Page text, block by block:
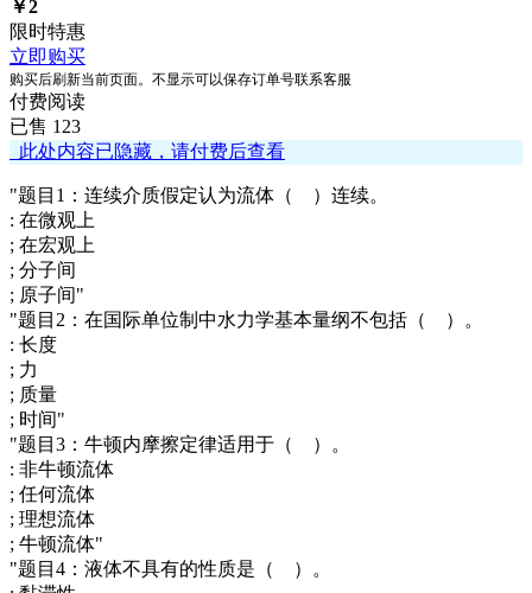
￥2
限时特惠
立即购买
购买后刷新当前页面。不显示可以保存订单号联系客服
付费阅读
已售 123
此处内容已隐藏，请付费后查看
"题目1：连续介质假定认为流体（ ）连续。
: 在微观上
; 在宏观上
; 分子间
; 原子间"
"题目2：在国际单位制中水力学基本量纲不包括（ ）。
: 长度
; 力
; 质量
; 时间"
"题目3：牛顿内摩擦定律适用于（ ）。
: 非牛顿流体
; 任何流体
; 理想流体
; 牛顿流体"
"题目4：液体不具有的性质是（ ）。